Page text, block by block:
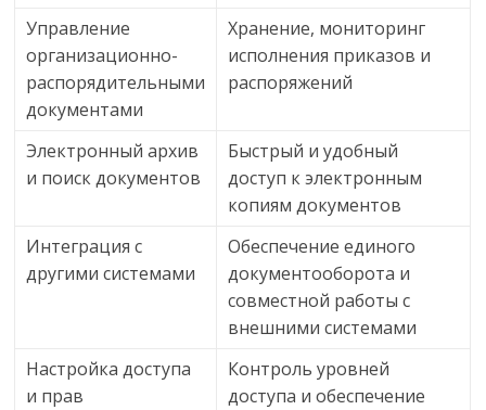
Управление
организационно-
распорядительными
документами
Хранение, мониторинг
исполнения приказов и
распоряжений
Электронный архив
и поиск документов
Быстрый и удобный
доступ к электронным
копиям документов
Интеграция с
другими системами
Обеспечение единого
документооборота и
совместной работы с
внешними системами
Настройка доступа
и прав
Контроль уровней
доступа и обеспечение